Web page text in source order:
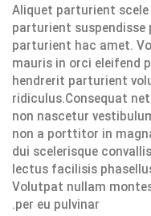
Aliquet parturient
parturient
parturient hac amet.
mauris in orci eleifend
hendrerit parturient
ridiculus.Consequat
non nascetur
non a porttitor in
dui scelerisque
lectus facilisis
Volutpat nullam
per eu pulvinar.